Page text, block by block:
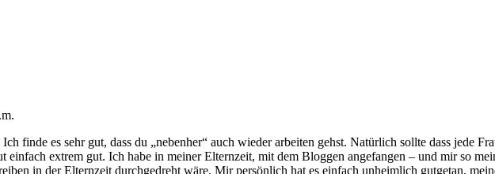
finde es sehr gut, dass du „nebenher“ auch wieder arbeiten gehst. Natürlich sollte dass jede
extrem gut. Ich habe in meiner Elternzeit, mit dem Bloggen angefangen – und mir so
in der Elternzeit durchgedreht wäre. Mir persönlich hat es einfach unheimlich gutgetan,